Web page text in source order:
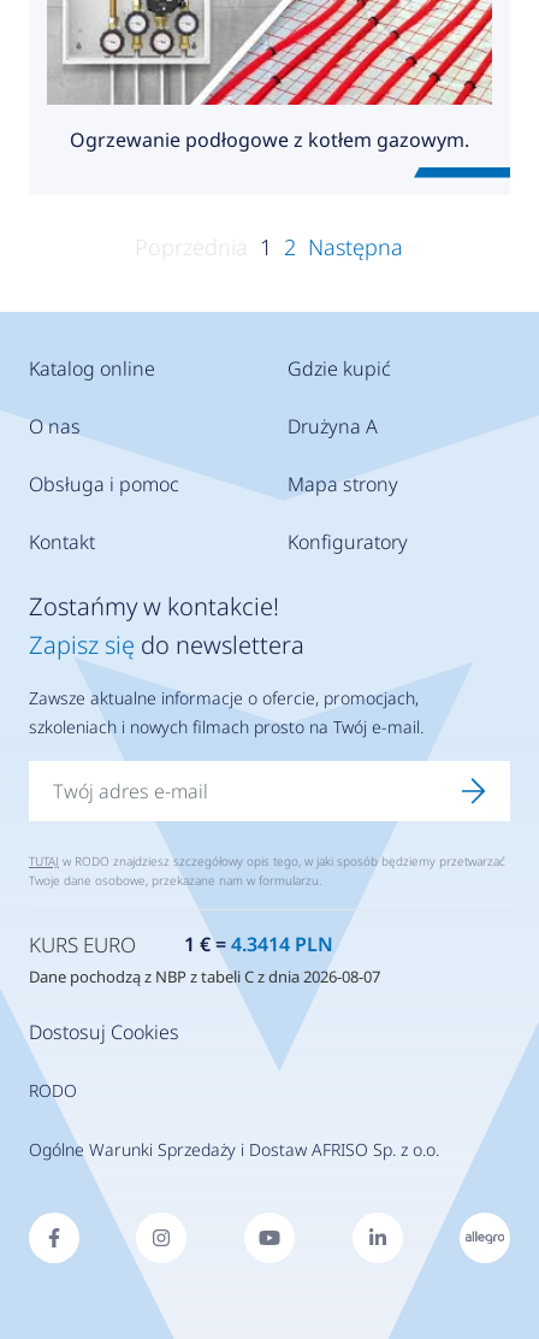
Ogrzewanie podłogowe z kotłem gazowym.
Poprzednia 1 2 Następna
Katalog online
O nas
Obsługa i pomoc
Kontakt
Gdzie kupić
Drużyna A
Mapa strony
Konfiguratory
Dostosuj Cookies
RODO
Ogólne Warunki Sprzedaży i Dostaw AFRISO Sp. z o.o.
Zostańmy w kontakcie!
Zapisz się do newslettera
Zawsze aktualne informacje o ofercie, promocjach,
szkoleniach i nowych filmach prosto na Twój e-mail.
TUTAJ w RODO znajdziesz szczegółowy opis tego, w jaki sposób będziemy przetwarzać
Twoje dane osobowe, przekazane nam w formularzu.
KURS EURO 1 € =4.3414 PLN
Dane pochodzą z NBP z tabeli C z dnia 2026-08-07